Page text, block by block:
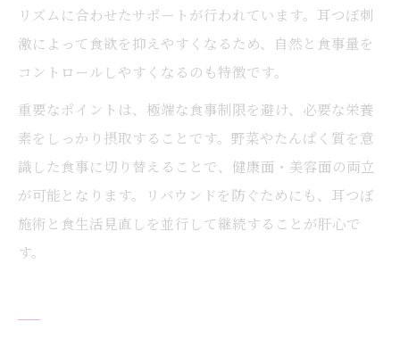
リズムに合わせたサポートが行われています。耳つぼ刺
激によって食欲を抑えやすくなるため、自然と食事量を
コントロールしやすくなるのも特徴です。
重要なポイントは、極端な食事制限を避け、必要な栄養
素をしっかり摂取することです。野菜やたんぱく質を意
識した食事に切り替えることで、健康面・美容面の両立
が可能となります。リバウンドを防ぐためにも、耳つぼ
施術と食生活見直しを並行して継続することが肝心で
す。